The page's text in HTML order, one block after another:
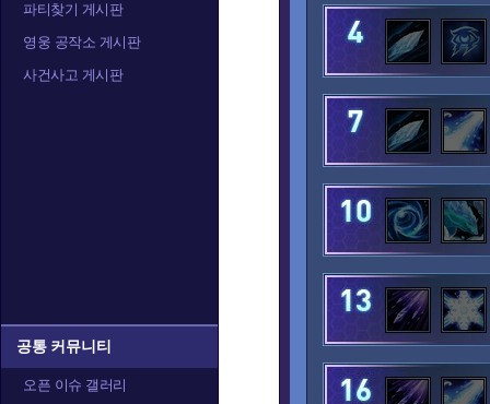
파티찾기 게시판
영웅 공작소 게시판
사건사고 게시판
공통 커뮤니티
오픈 이슈 갤러리
아나 아눕아락 아
알렉스트라자 오르피아
정예타우렌 정크랫
카시아